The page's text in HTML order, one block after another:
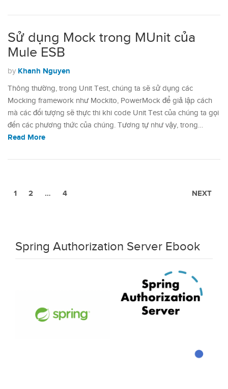
Sử dụng Mock trong MUnit của
Mule ESB
by Khanh Nguyen
Thông thường, trong Unit Test, chúng ta sẽ sử dụng các
Mocking framework như Mockito, PowerMock để giả lập cách
mà các đối tượng sẽ thực thi khi code Unit Test của chúng ta gọi
đến các phương thức của chúng. Tương tự như vậy, trong…
Read More
1 2 … 4 NEXT
Spring Authorization Server Ebook